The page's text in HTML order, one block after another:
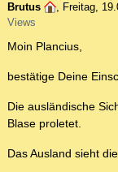
Brutus , Freitag,
Views
Moin Plancius,
bestätige Deine
Die ausländische
Blase proletet.
Das Ausland sieht